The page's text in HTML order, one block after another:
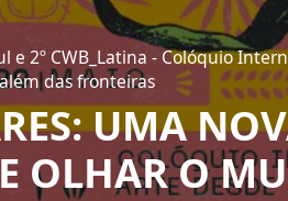
e 2º CWB_Latina - Colóquio
das fronteiras
UMA
OLHAR O